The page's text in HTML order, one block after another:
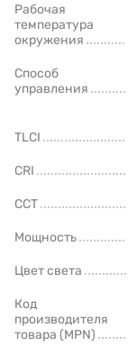
Рабочая
температура
окружения
Способ
управления
TLCI
CRI
ССТ
Мощность
Цвет света
Код
производителя
товара (MPN)